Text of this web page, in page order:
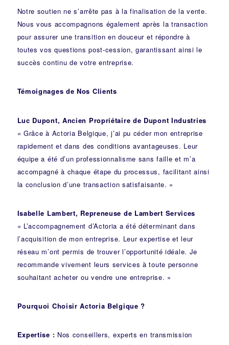
Notre soutien ne s’arrête pas à la finalisation de la vente.
Nous vous accompagnons également après la transaction
pour assurer une transition en douceur et répondre à
toutes vos questions post-cession, garantissant ainsi le
succès continu de votre entreprise.
Témoignages de Nos Clients
Luc Dupont, Ancien Propriétaire de Dupont Industries
« Grâce à Actoria Belgique, j’ai pu céder mon entreprise
rapidement et dans des conditions avantageuses. Leur
équipe a été d’un professionnalisme sans faille et m’a
accompagné à chaque étape du processus, facilitant ainsi
la conclusion d’une transaction satisfaisante. »
Isabelle Lambert, Repreneuse de Lambert Services
« L’accompagnement d’Actoria a été déterminant dans
l’acquisition de mon entreprise. Leur expertise et leur
réseau m’ont permis de trouver l’opportunité idéale. Je
recommande vivement leurs services à toute personne
souhaitant acheter ou vendre une entreprise. »
Pourquoi Choisir Actoria Belgique ?
Expertise : Nos conseillers, experts en transmission